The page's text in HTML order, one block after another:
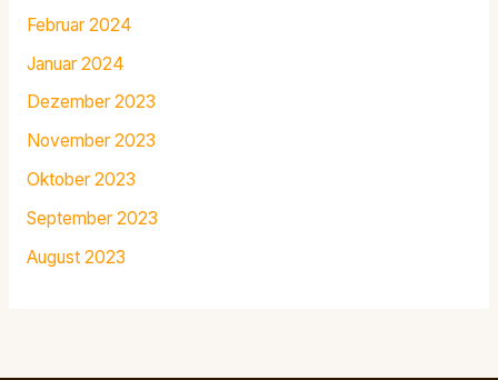
Februar 2024
Januar 2024
Dezember 2023
November 2023
Oktober 2023
September 2023
August 2023